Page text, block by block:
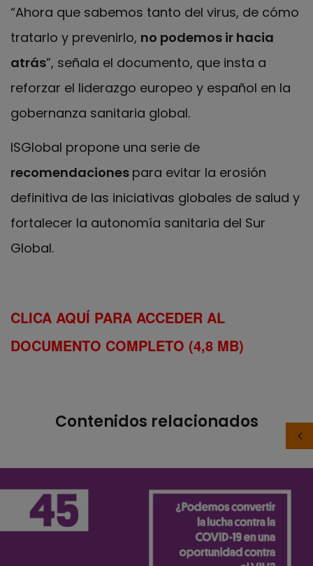
“Ahora que sabemos tanto del virus, de cómo
tratarlo y prevenirlo, no podemos ir hacia
atrás”, señala el documento, que insta a
reforzar el liderazgo europeo y español en la
gobernanza sanitaria global.
ISGlobal propone una serie de
recomendaciones para evitar la erosión
definitiva de las iniciativas globales de salud y
fortalecer la autonomía sanitaria del Sur
Global.
CLICA AQUÍ PARA ACCEDER AL
DOCUMENTO COMPLETO (4,8 MB)
Contenidos relacionados